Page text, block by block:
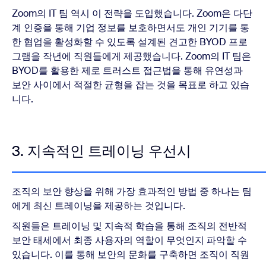
Zoom의 IT 팀 역시 이 전략을 도입했습니다. Zoom은 다단
계 인증을 통해 기업 정보를 보호하면서도 개인 기기를 통
한 협업을 활성화할 수 있도록 설계된 견고한 BYOD 프로
그램을 작년에 직원들에게 제공했습니다. Zoom의 IT 팀은
BYOD를 활용한 제로 트러스트 접근법을 통해 유연성과
보안 사이에서 적절한 균형을 잡는 것을 목표로 하고 있습
니다.
3. 지속적인 트레이닝 우선시
조직의 보안 향상을 위해 가장 효과적인 방법 중 하나는 팀
에게 최신 트레이닝을 제공하는 것입니다.
직원들은 트레이닝 및 지속적 학습을 통해 조직의 전반적
보안 태세에서 최종 사용자의 역할이 무엇인지 파악할 수
있습니다. 이를 통해 보안의 문화를 구축하면 조직이 직원